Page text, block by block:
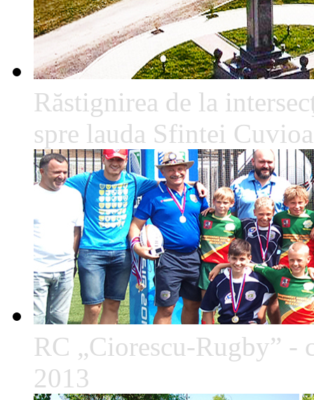
Răstignirea de la
spre lauda Sfintei
RC „Ciorescu-Rugby” -
2013